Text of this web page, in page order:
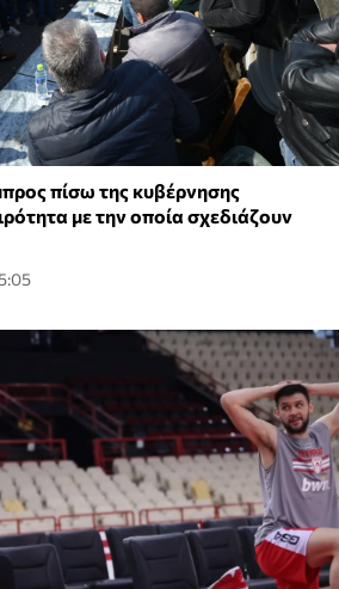
πίσω της κυβέρνησης
με την οποία σχεδιάζουν